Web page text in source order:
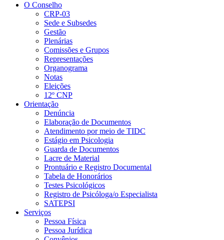
O Conselho
CRP-03
Sede e Subsedes
Gestão
Plenárias
Comissões e Grupos
Representações
Organograma
Notas
Eleições
12º CNP
Orientação
Denúncia
Elaboração de Documentos
Atendimento por meio de TIDC
Estágio em Psicologia
Guarda de Documentos
Lacre de Material
Prontuário e Registro Documental
Tabela de Honorários
Testes Psicológicos
Registro de Psicóloga/o Especialista
SATEPSI
Serviços
Pessoa Física
Pessoa Jurídica